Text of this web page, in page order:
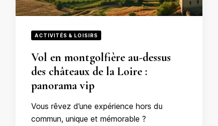
ACTIVITÉS & LOISIRS
Vol en montgolfière au-dessus
des châteaux de la Loire :
panorama vip
Vous rêvez d’une expérience hors du
commun, unique et mémorable ?